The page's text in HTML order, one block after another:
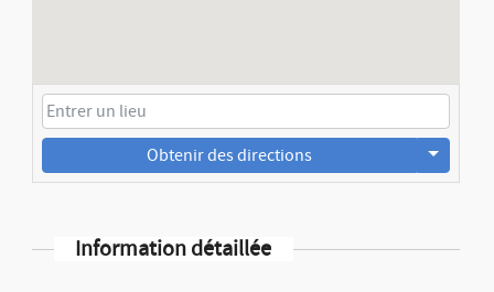
Obtenir des directions
Information détaillée